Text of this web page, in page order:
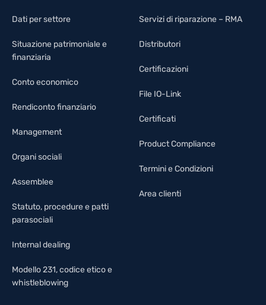
Dati per settore
Situazione patrimoniale e
finanziaria
Conto economico
Rendiconto finanziario
Management
Organi sociali
Assemblee
Statuto, procedure e patti
parasociali
Internal dealing
Modello 231, codice etico e
whistleblowing
Servizi di riparazione – RMA
Distributori
Certificazioni
File IO-Link
Certificati
Product Compliance
Termini e Condizioni
Area clienti